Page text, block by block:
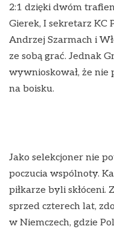
2:1 dzięki dwóm
Gierek, I sekretarz KC
Andrzej Szarmach i
ze sobą grać. Jednak
wywnioskował, że
na boisku.
Jako selekcjoner nie
poczucia wspólnoty.
piłkarze byli skłóceni.
sprzed czterech lat,
w Niemczech, gdzie